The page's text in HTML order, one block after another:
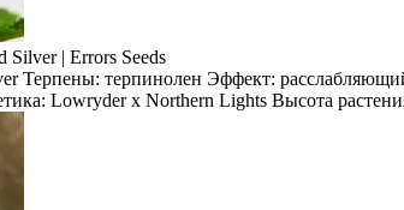
Silver | Errors Seeds
Терпены: терпинолен Эффект:
Lowryder x Northern Lights Высота